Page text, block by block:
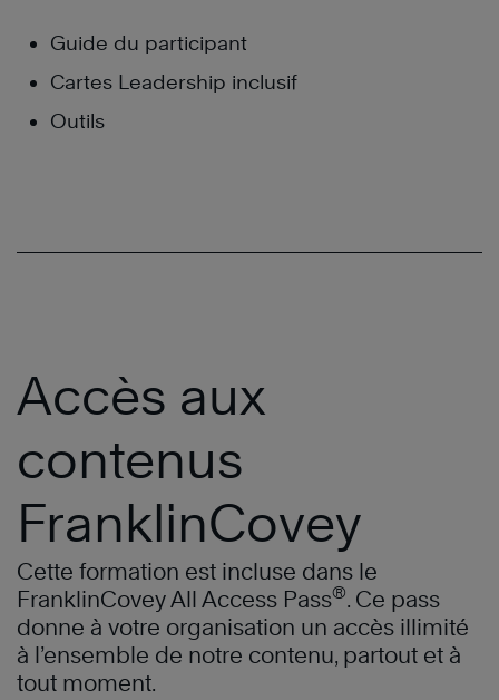
Guide du participant
Cartes Leadership inclusif
Outils
Accès aux
contenus
FranklinCovey
Cette formation est incluse dans le
FranklinCovey All Access Pass®. Ce pass
donne à votre organisation un accès illimité
à l’ensemble de notre contenu, partout et à
tout moment.